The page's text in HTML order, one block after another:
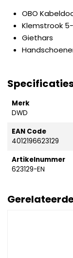
OBO
Klemstrook
Giethars
Merk
DWD
EAN Code
4012196623129
Artikelnummer
623129-EN